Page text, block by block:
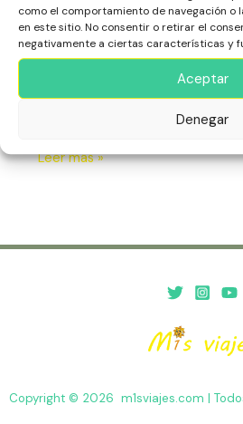
como el comportamiento de navegación o
en este sitio. No consentir o retirar el
negativamente a ciertas características y
Aceptar
Denegar
África,Cabo Verde,Escapadas,
Playas
en las aguas cristalinas de la Isla
Isla
de
Sal
Leer más »
Copyright © 2026 m1sviajes.com |